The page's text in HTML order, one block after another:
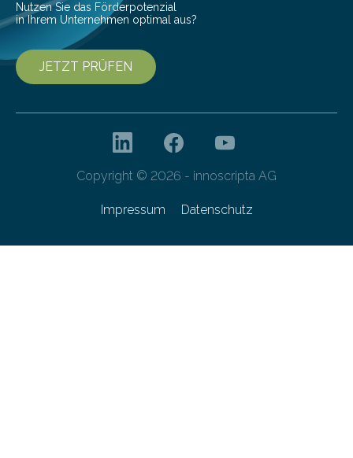
Nutzen Sie das Förderpotenzial
in Ihrem Unternehmen optimal aus?
JETZT PRÜFEN
Copyright © 2026 - innoscripta AG
Impressum Datenschutz